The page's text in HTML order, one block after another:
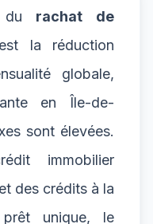
du rachat de
la réduction
globale,
en Île-de-
sont élevées.
immobilier
des crédits à la
unique, le